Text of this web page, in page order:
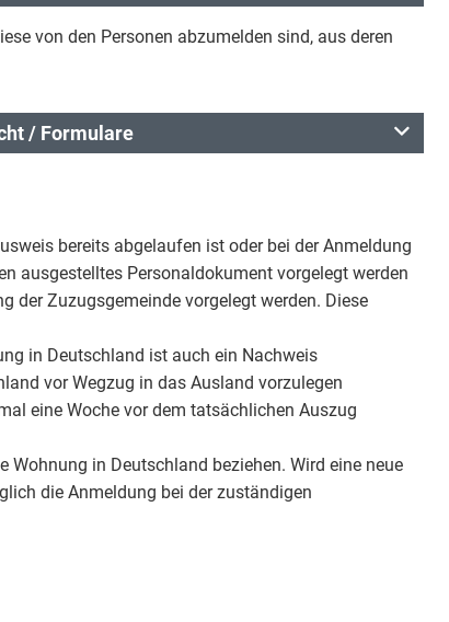
von den Personen abzumelden sind, aus deren
/ Formulare
bereits abgelaufen ist oder bei der Anmeldung
ausgestelltes Personaldokument vorgelegt werden
der Zuzugsgemeinde vorgelegt werden. Diese
in Deutschland ist auch ein Nachweis
vor Wegzug in das Ausland vorzulegen
eine Woche vor dem tatsächlichen Auszug
Wohnung in Deutschland beziehen. Wird eine neue
die Anmeldung bei der zuständigen